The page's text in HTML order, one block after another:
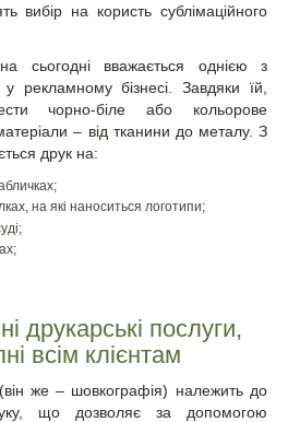
вибір на користь сублімаційного
сьогодні вважається однією з
рекламному бізнесі. Завдяки їй,
чорно-біле або кольорове
– від тканини до металу. З
друк на:
на які наноситься логотипи;
друкарські послуги,
всім клієнтам
(він же – шовкографія) належить до
що дозволяє за допомогою